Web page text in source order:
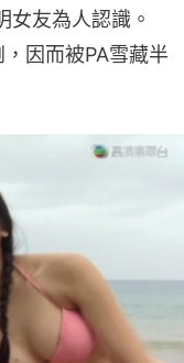
女友為人認識。
因而被PA雪藏半